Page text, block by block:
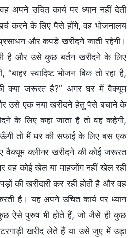
अपने उचित कार्य पर ध्यान नहीं देती
करने के लिए पैसे होंगे, वह भोजनालय
और कपड़े खरीदने जाती रहेगी।
है और उसे कुछ बर्तन खरीदने के लिए
“बाहर स्वादिष्ट भोजन बिक तो रहा है,
क्या जरूरत है?” अगर घर में वैक्यूम
उसे एक नया खरीदने हेतु पैसे बचाने के
के लिए कहा जाता है तो वह कहेगी,
तो मैं घर की सफाई के लिए बस एक
वैक्यूम क्लीनर खरीदने की कोई जरूरत
वह कोई खेल या माहजोंग नहीं खेल रही
की खरीदारी कर रही होती है और वह
है। यह अपने उचित कार्य पर ध्यान
ऐसे पुरुष भी होते हैं, जो जैसे ही कुछ
खरीद लेते हैं या उसे जुए में उड़ा